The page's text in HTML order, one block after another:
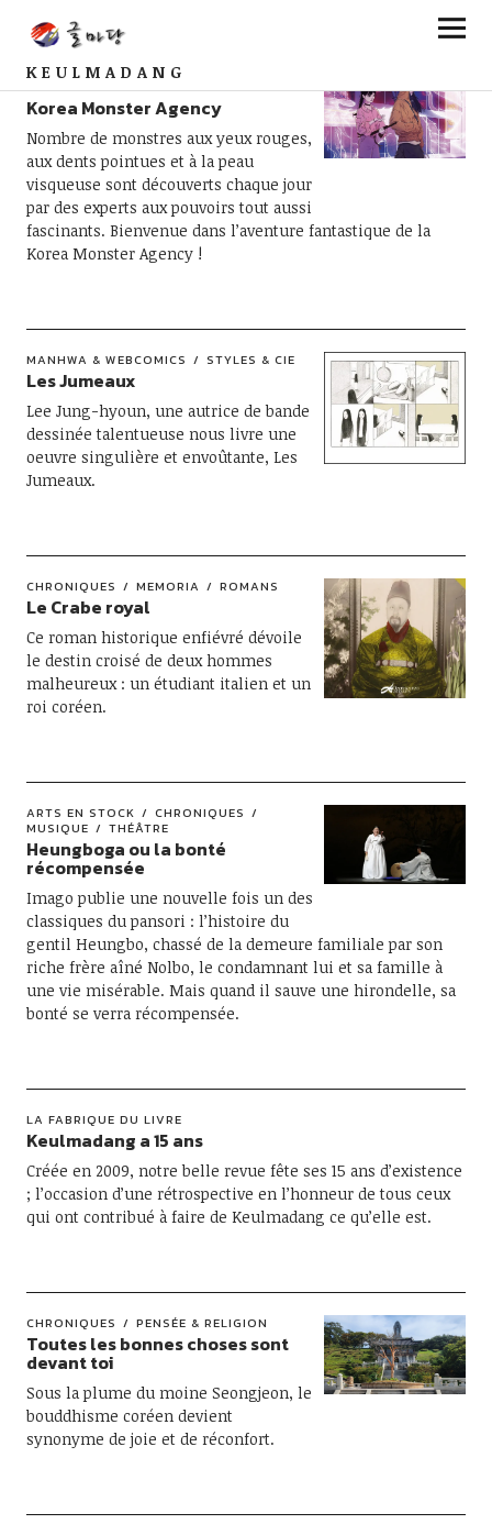
KEULMADANG
FANTASY & SCIENCE-FICTION ROMANS
Korea Monster Agency
Nombre de monstres aux yeux rouges,
aux dents pointues et à la peau
visqueuse sont découverts chaque jour
par des experts aux pouvoirs tout aussi
fascinants. Bienvenue dans l’aventure fantastique de la
Korea Monster Agency !
MANHWA & WEBCOMICS STYLES & CIE
Les Jumeaux
Lee Jung-hyoun, une autrice de bande
dessinée talentueuse nous livre une
oeuvre singulière et envoûtante, Les
Jumeaux.
CHRONIQUES MEMORIA ROMANS
Le Crabe royal
Ce roman historique enfiévré dévoile
le destin croisé de deux hommes
malheureux : un étudiant italien et un
roi coréen.
ARTS EN STOCK
CHRONIQUES
MUSIQUE
THÉÂTRE
Heungboga ou la bonté
récompensée
Imago publie une nouvelle fois un des
classiques du pansori : l’histoire du
gentil Heungbo, chassé de la demeure familiale par son
riche frère aîné Nolbo, le condamnant lui et sa famille à
une vie misérable. Mais quand il sauve une hirondelle, sa
bonté se verra récompensée.
LA FABRIQUE DU LIVRE
Keulmadang a 15 ans
Créée en 2009, notre belle revue fête ses 15 ans d’existence
; l’occasion d’une rétrospective en l’honneur de tous ceux
qui ont contribué à faire de Keulmadang ce qu’elle est.
CHRONIQUES PENSÉE & RELIGION
Toutes les bonnes choses sont
devant toi
Sous la plume du moine Seongjeon, le
bouddhisme coréen devient
synonyme de joie et de réconfort.